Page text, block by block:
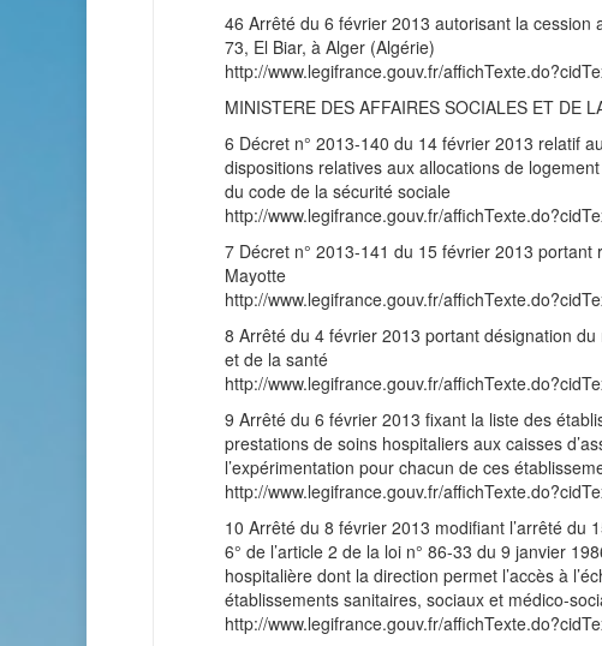
46 Arrêté du 6 février 2013 autorisant la
73, El Biar, à Alger (Algérie)
http://www.legifrance.gouv.fr/
MINISTERE DES AFFAIRES SOCIALES ET DE
6 Décret n° 2013-140 du 14 février 2013 relatif
dispositions relatives aux allocations de
du code de la sécurité sociale
http://www.legifrance.gouv.fr/
7 Décret n° 2013-141 du 15 février 2013
Mayotte
http://www.legifrance.gouv.fr/
8 Arrêté du 4 février 2013 portant désignation
et de la santé
http://www.legifrance.gouv.fr/
9 Arrêté du 6 février 2013 fixant la liste des
prestations de soins hospitaliers aux caisses
l’expérimentation pour chacun de ces
http://www.legifrance.gouv.fr/
10 Arrêté du 8 février 2013 modifiant l’arrêté du
6° de l’article 2 de la loi n° 86-33 du 9 janvier
hospitalière dont la direction permet l’accès à
établissements sanitaires, sociaux et médico-
http://www.legifrance.gouv.fr/